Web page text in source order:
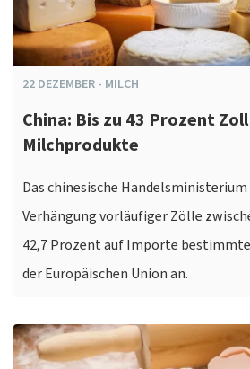
22 DEZEMBER - MILCH
China: Bis zu 43 Prozent
Milchprodukte
Das chinesische
Verhängung vorläufiger Zölle
42,7 Prozent auf Importe
der Europäischen Union an.